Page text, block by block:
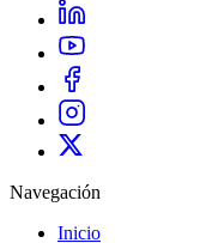
Navegación
Inicio